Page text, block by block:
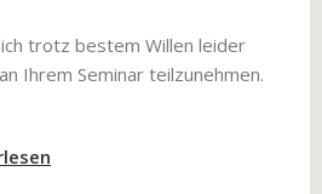
trotz bestem Willen leider
Ihrem Seminar teilzunehmen.